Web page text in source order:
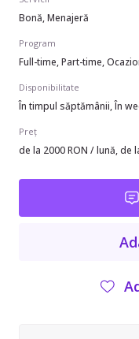
Bonă, Menajeră
Program
Full-time, Part-time,
Disponibilitate
În timpul săptămânii, În
Preț
de la 2000 RON / lună, de